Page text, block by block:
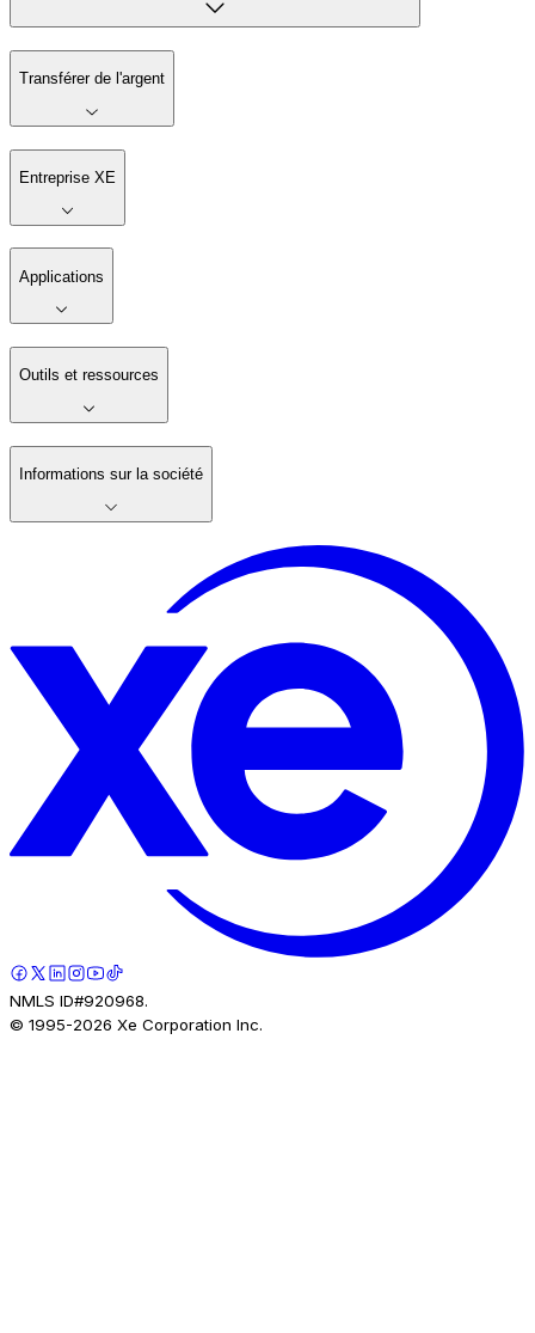
Transférer de l'argent
Entreprise XE
Applications
Outils et ressources
Informations sur la société
NMLS ID#920968.
© 1995-2026 Xe Corporation Inc.